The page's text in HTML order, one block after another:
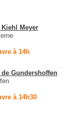
Kiehl Meyer
à 14h
de Gundershoffen
à 14h30